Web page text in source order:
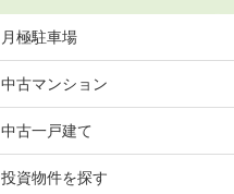
月極駐車場
中古マンション
中古一戸建て
投資物件を探す